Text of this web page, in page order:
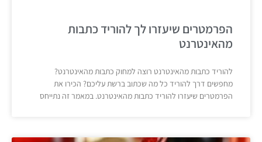
הפרמטרים שיעזרו לך להוריד כתבות
מהאינטרנט
להוריד כתבות מהאינטרנט רוצה למחוק כתבות מהאינטרנט?
מחפשים דרך להוריד כל מה שכתוב ברשת עליכם? הכירו את
הפרמטרים שיעזרו להוריד כתבות מהאינטרנט. במאמר זה נתייחס